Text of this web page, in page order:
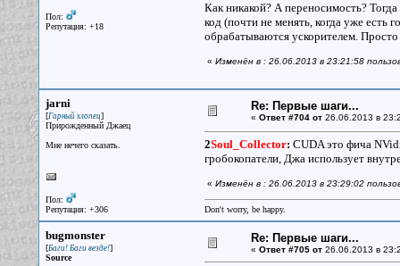
Пол:
Репутация: +18
Как никакой? А переносимость?
код (почти не менять, когда уже есть
обрабатываются ускорителем. Просто
« Изменён в : 26.06.2013 в 23:21:58
jarni
[Гарный хлопец]
Прирожденный Джаец
Мне нечего сказать.
Пол:
Репутация: +306
Re: Первые шаги...
« Ответ #704 от26.06.2013 в
2Soul_Collector: CUDA это фича
гробокопатели, Джа использует
« Изменён в : 26.06.2013 в 23:29:02
Don't worry, be happy.
bugmonster
[Баги! Баги везде!]
Source
Re: Первые шаги...
« Ответ #705 от26.06.2013 в